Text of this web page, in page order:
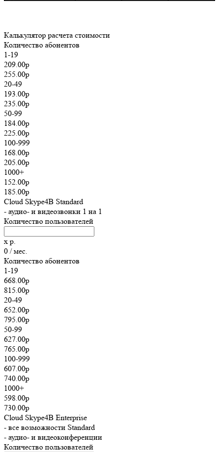
Калькулятор расчета стоимости
Количество абонентов
1-19
209.00р
255.00р
20-49
193.00р
235.00р
50-99
184.00р
225.00р
100-999
168.00р
205.00р
1000+
152.00р
185.00р
Cloud Skype4B Standard
- аудио- и видеозвонки 1 на 1
Количество пользователей
x р.
0 / мес.
Количество абонентов
1-19
668.00р
815.00р
20-49
652.00р
795.00р
50-99
627.00р
765.00р
100-999
607.00р
740.00р
1000+
598.00р
730.00р
Cloud Skype4B Enterprise
- все возможности Standard
- аудио- и видеоконференции
Количество пользователей